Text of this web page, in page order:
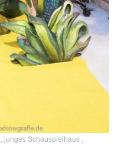
Schauspielhaus ,